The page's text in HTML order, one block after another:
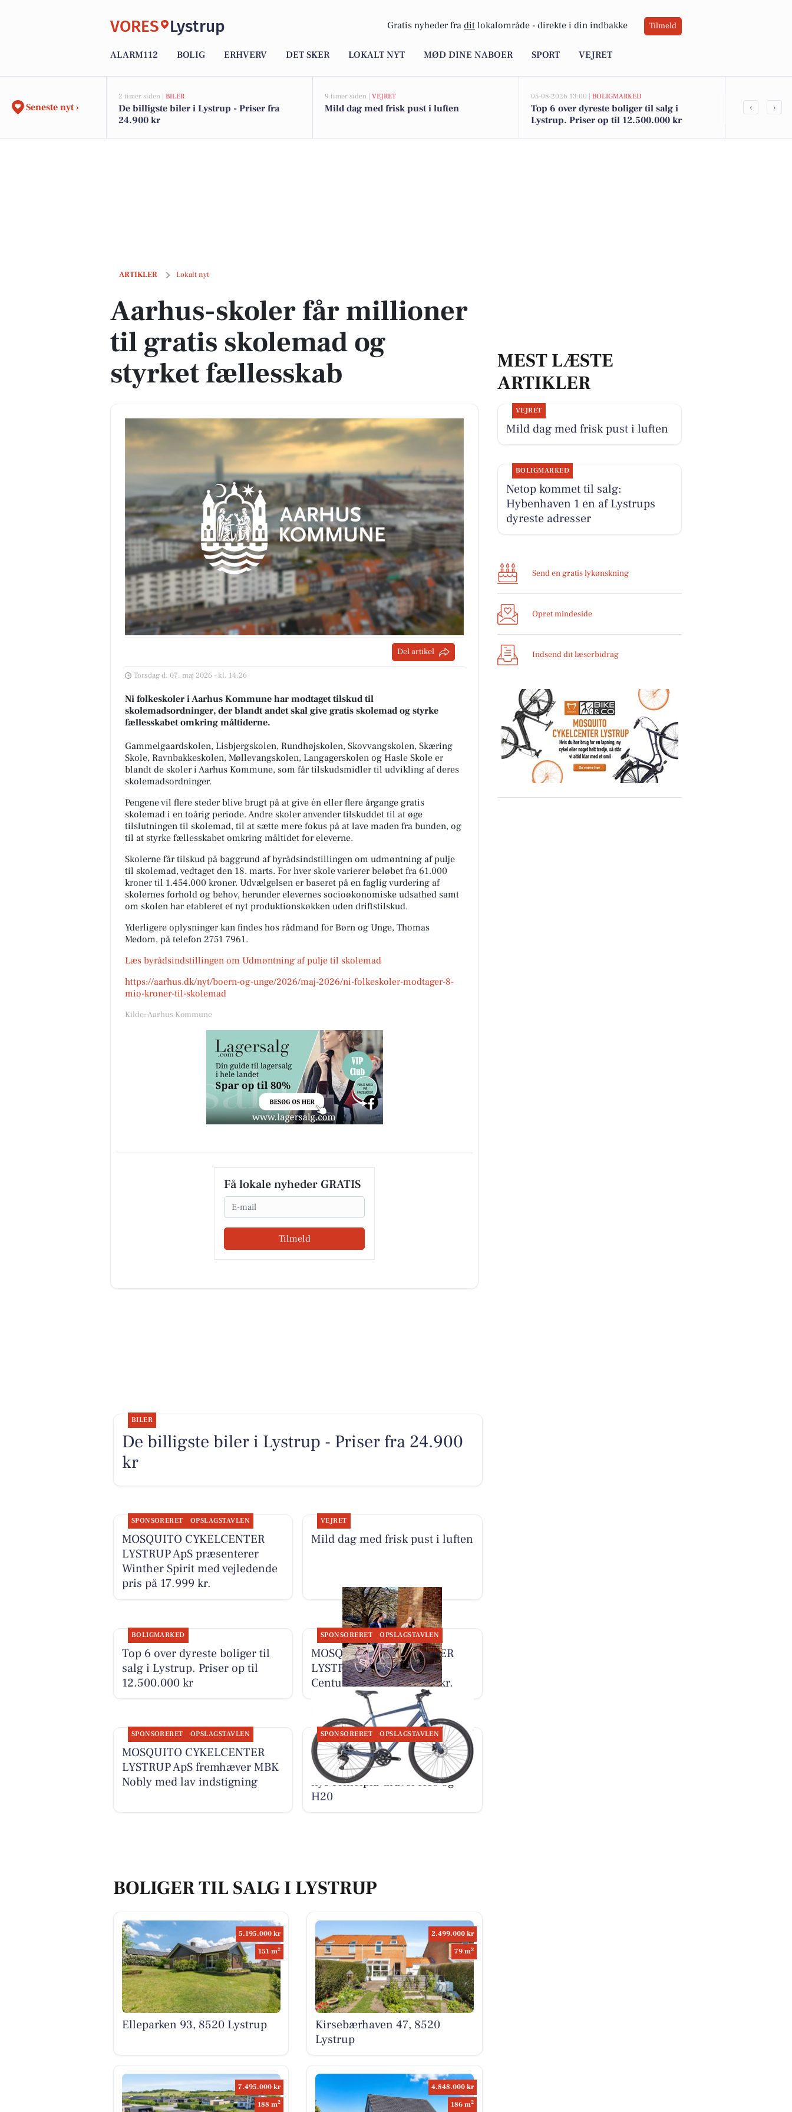
VORES Lystrup Gratis nyheder fra dit lokalområde - direkte i din indbakke Tilmeld
ALARM112 BOLIG ERHVERV DET SKER LOKALT NYT MØD DINE NABOER SPORT VEJRET
Seneste nyt ›
2 timer siden | BILER
De billigste biler i Lystrup - Priser fra
24.900 kr
9 timer siden | VEJRET
Mild dag med frisk pust i luften
05-08-2026 13:00 | BOLIGMARKED
Top 6 over dyreste boliger til salg i
Lystrup. Priser op til 12.500.000 kr
‹ ›
ARTIKLER Lokalt nyt
Aarhus-skoler får millioner til gratis skolemad og styrket fællesskab
Aarhus-skoler får millioner
til gratis skolemad og
styrket fællesskab
Del artikel
Torsdag d. 07. maj 2026 - kl. 14:26
Ni folkeskoler i Aarhus Kommune har modtaget tilskud til
skolemadsordninger, der blandt andet skal give gratis skolemad og styrke
fællesskabet omkring måltiderne.
Gammelgaardskolen, Lisbjergskolen, Rundhøjskolen, Skovvangskolen, Skæring
Skole, Ravnbakkeskolen, Møllevangskolen, Langagerskolen og Hasle Skole er
blandt de skoler i Aarhus Kommune, som får tilskudsmidler til udvikling af deres
skolemadsordninger.
Pengene vil flere steder blive brugt på at give én eller flere årgange gratis
skolemad i en toårig periode. Andre skoler anvender tilskuddet til at øge
tilslutningen til skolemad, til at sætte mere fokus på at lave maden fra bunden, og
til at styrke fællesskabet omkring måltidet for eleverne.
Skolerne får tilskud på baggrund af byrådsindstillingen om udmøntning af pulje
til skolemad, vedtaget den 18. marts. For hver skole varierer beløbet fra 61.000
kroner til 1.454.000 kroner. Udvælgelsen er baseret på en faglig vurdering af
skolernes forhold og behov, herunder elevernes socioøkonomiske udsathed samt
om skolen har etableret et nyt produktionskøkken uden driftstilskud.
Yderligere oplysninger kan findes hos rådmand for Børn og Unge, Thomas
Medom, på telefon 2751 7961.
Læs byrådsindstillingen om Udmøntning af pulje til skolemad
https://aarhus.dk/nyt/boern-og-unge/2026/maj-2026/ni-folkeskoler-modtager-8-
mio-kroner-til-skolemad
Kilde: Aarhus Kommune
Få lokale nyheder GRATIS
Email
Tilmeld
MEST LÆSTE
ARTIKLER
VEJRET
Mild dag med frisk pust i luften
BOLIGMARKED
Netop kommet til salg:
Hybenhaven 1 en af Lystrups
dyreste adresser
Send en gratis lykønskning
Opret mindeside
Indsend dit læserbidrag
BILER
De billigste biler i Lystrup - Priser fra 24.900
kr
SPONSORERET OPSLAGSTAVLEN
MOSQUITO CYKELCENTER
LYSTRUP ApS præsenterer
Winther Spirit med vejledende
pris på 17.999 kr.
VEJRET
Mild dag med frisk pust i luften
BOLIGMARKED
Top 6 over dyreste boliger til
salg i Lystrup. Priser op til
12.500.000 kr
SPONSORERET OPSLAGSTAVLEN
MOSQUITO CYKELCENTER
LYSTRUP ApS fremhæver
Centurion Aura til 6.999 kr.
SPONSORERET OPSLAGSTAVLEN
MOSQUITO CYKELCENTER
LYSTRUP ApS fremhæver MBK
Nobly med lav indstigning
SPONSORERET OPSLAGSTAVLEN
MOSQUITO CYKELCENTER
LYSTRUP ApS præsenterer den
nye Principia Gravel H10 og
H20
BOLIGER TIL SALG I LYSTRUP
5.195.000 kr
151 m2
Elleparken 93, 8520 Lystrup
2.499.000 kr
79 m2
Kirsebærhaven 47, 8520
Lystrup
7.495.000 kr
188 m2
4.848.000 kr
186 m2